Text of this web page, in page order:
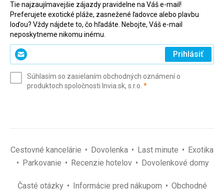
Tie najzaujímavejšie zájazdy pravidelne na Váš e-mail!
Preferujete exotické pláže, zasnežené ľadovce alebo plavbu
loďou? Vždy nájdete to, čo hľadáte. Nebojte, Váš e-mail
neposkytneme nikomu inému.
Zadajte
svoj
(povinné)
Prihlásiť
Súhlasím so zasielaním obchodných oznámení o
produktoch spoločnosti Invia.sk, s.r.o. *(povinné)
Cestovné kancelárie Dovolenka Last minute
Exotika
Parkovanie
Recenzie hotelov Dovolenkové domy
Časté otázky Informácie pred nákupom
Obchodné